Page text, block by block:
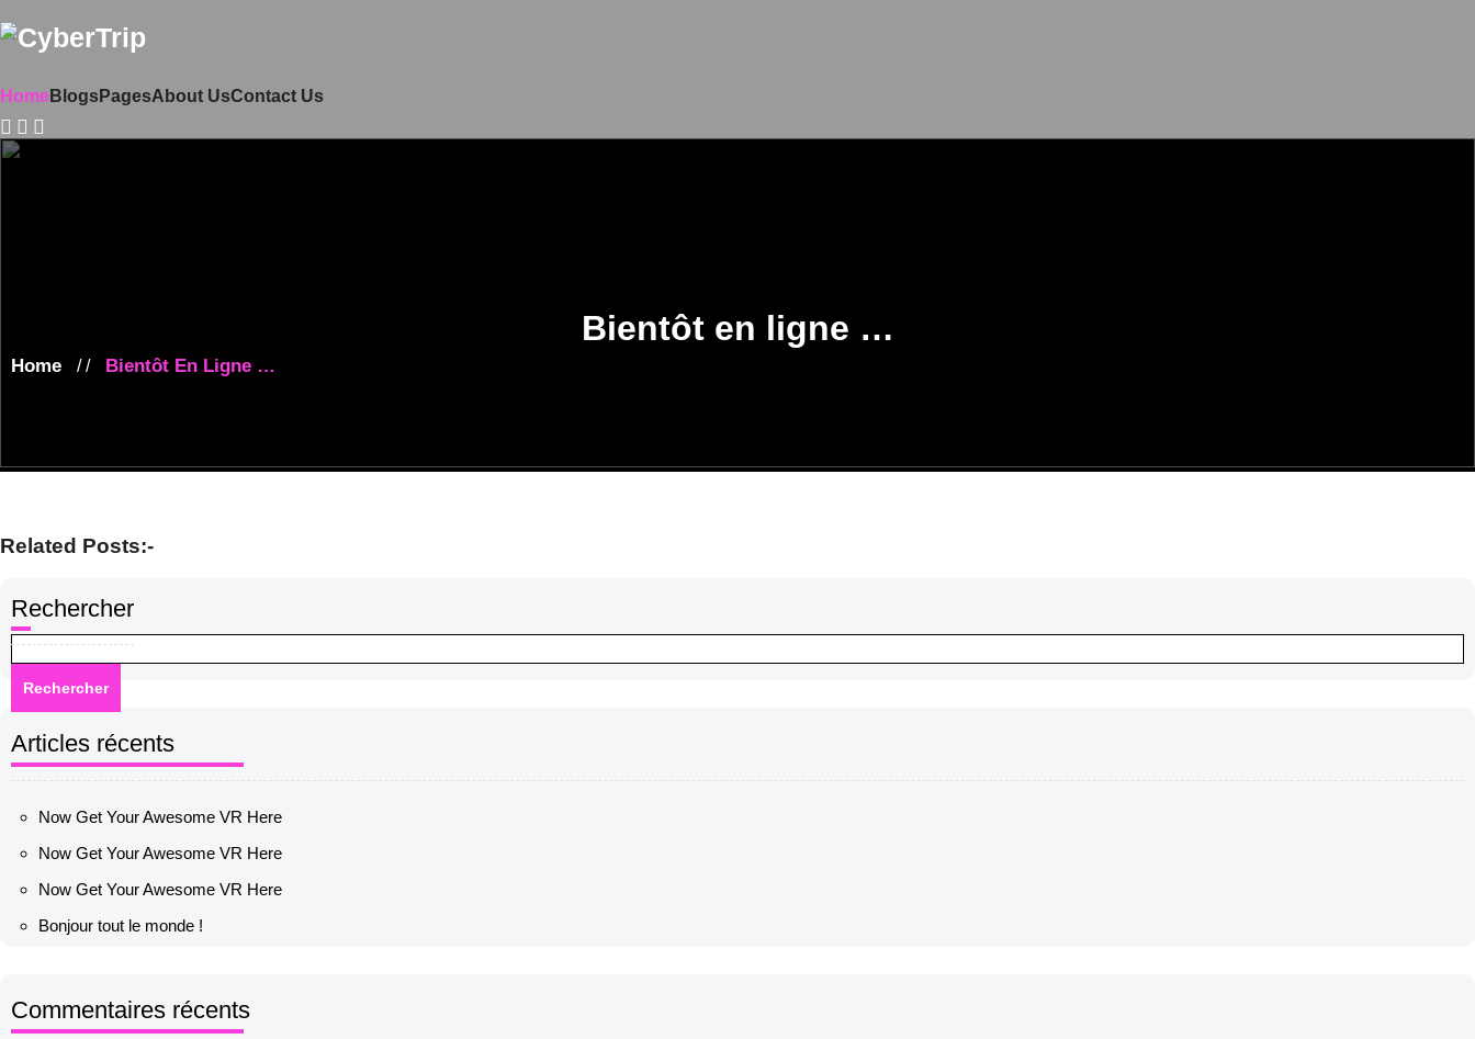
HomeBlogsPagesAbout UsContact Us
Bientôt en ligne …
Home / / Bientôt En Ligne …
Related Posts:-
Rechercher
Rechercher
Articles récents
Now Get Your Awesome VR Here
Now Get Your Awesome VR Here
Now Get Your Awesome VR Here
Bonjour tout le monde !
Commentaires récents